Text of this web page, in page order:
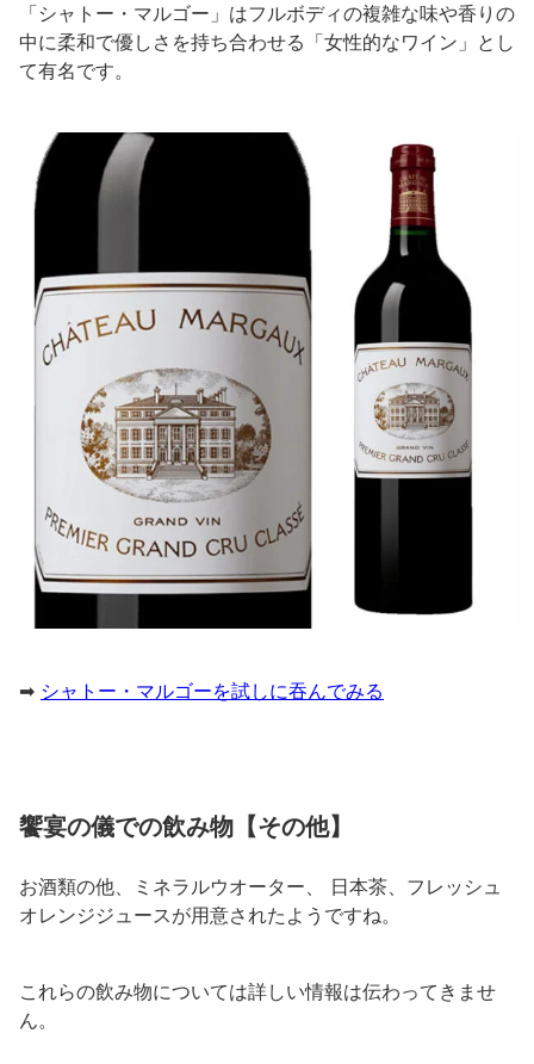
「シャトー・マルゴー 」はフルボディの複雑な味や香りの
中に柔和で優しさを持ち合わせる「女性的なワイン」とし
て有名です。
➡ シャトー・マルゴーを試しに吞んでみる
饗宴の儀での飲み物【その他】
お酒類の他、ミネラルウオーター、 日本茶、フレッシュ
オレンジジュースが用意されたようですね。
これらの飲み物については詳しい情報は伝わってきませ
ん。